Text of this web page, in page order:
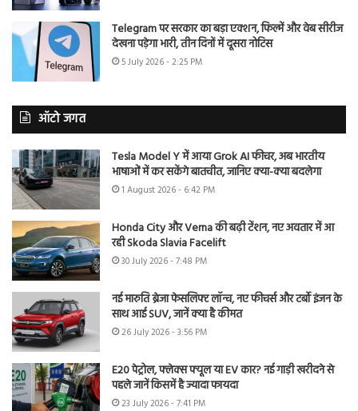
Telegram पर सरकार का बड़ा एक्शन, फिल्में और वेब सीरीज
देखना पड़ेगा भारी, तीन दिनों में दूसरा नोटिस
5 July 2026 - 2:25 PM
ऑटो जगत
Tesla Model Y में आया Grok AI फीचर, अब भारतीय
भाषाओं में कर सकेंगे बातचीत, जानिए क्या-क्या बदलेगा
1 August 2026 - 6:42 PM
Honda City और Verna की बढ़ी टेंशन, नए अवतार में आ
रही Skoda Slavia Facelift
30 July 2026 - 7:48 PM
नई मारुति ब्रेजा फेसलिफ्ट लॉन्च, नए फीचर्स और टर्बो इंजन के
साथ आई SUV, जानें क्या है कीमत
26 July 2026 - 3:56 PM
E20 पेट्रोल, फ्लेक्स फ्यूल या EV कार? नई गाड़ी खरीदने से
पहले जानें किसमें है ज्यादा फायदा
23 July 2026 - 7:41 PM